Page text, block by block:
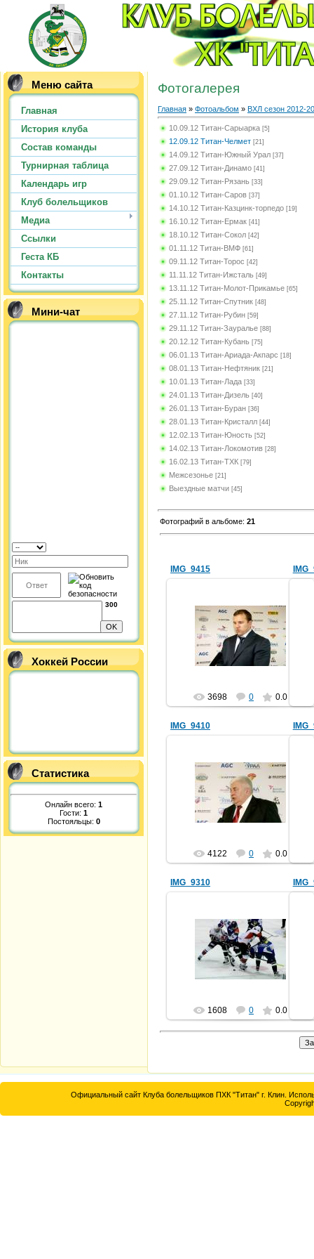
Меню сайта
Главная
История клуба
Состав команды
Турнирная таблица
Календарь игр
Клуб болельщиков
Медиа
Ссылки
Геста КБ
Контакты
Мини-чат
300
Хоккей России
Статистика
Онлайн всего: 1
Гости: 1
Постояльцы: 0
Фотогалерея
Главная » Фотоальбом » ВХЛ сезон 2012-
10.09.12 Титан-Сарыарка [5]
12.09.12 Титан-Челмет [21]
14.09.12 Титан-Южный Урал [37]
27.09.12 Титан-Динамо [41]
29.09.12 Титан-Рязань [33]
01.10.12 Титан-Саров [37]
14.10.12 Титан-Казцинк-торпедо [19]
16.10.12 Титан-Ермак [41]
18.10.12 Титан-Сокол [42]
01.11.12 Титан-ВМФ [61]
09.11.12 Титан-Торос [42]
11.11.12 Титан-Ижсталь [49]
13.11.12 Титан-Молот-Прикамье [65]
25.11.12 Титан-Спутник [48]
27.11.12 Титан-Рубин [59]
29.11.12 Титан-Зауралье [88]
20.12.12 Титан-Кубань [75]
06.01.13 Титан-Ариада-Акпарс [18]
08.01.13 Титан-Нефтяник [21]
10.01.13 Титан-Лада [33]
24.01.13 Титан-Дизель [40]
26.01.13 Титан-Буран [36]
28.01.13 Титан-Кристалл [44]
12.02.13 Титан-Юность [52]
14.02.13 Титан-Локомотив [28]
16.02.13 Титан-ТХК [79]
Межсезонье [21]
Выездные матчи [45]
Фотографий в альбоме: 21
IMG_9415
12.09.2012
shaera
3698 0 0.0
IMG_9410
12.09.2012
shaera
4122 0 0.0
IMG_9310
12.09.2012
shaera
1608 0 0.0
Официальный сайт Клуба болельщиков ПХК "Титан" г. Клин.